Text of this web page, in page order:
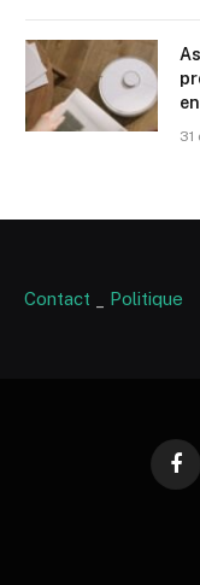
Contact Politique